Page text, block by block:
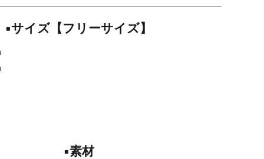
▪️サイズ【フリーサイズ】
▪️素材